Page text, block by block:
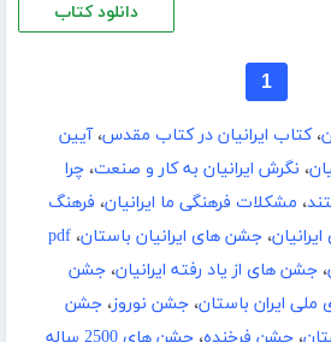
دانلود کتاب
1
،کتاب ایرانیان در کتاب مقدس،آیین
، نگرش ایرانیان به کار و صنعت، چرا
، مشکلات فرهنگی ما ایرانیان، فرهنگ
، جشن های ایرانیان باستان، pdf
، جشن های از یاد رفته ایرانیان، جشن
ایران باستان، جشن نوروز، جشن